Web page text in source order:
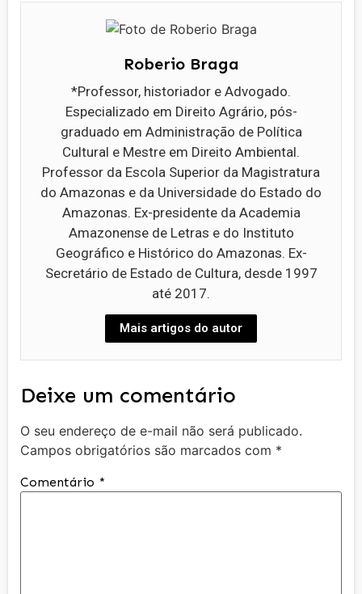
Roberio Braga
*Professor, historiador e Advogado.
Especializado em Direito Agrário, pós-
graduado em Administração de Política
Cultural e Mestre em Direito Ambiental.
Professor da Escola Superior da Magistratura
do Amazonas e da Universidade do Estado do
Amazonas. Ex-presidente da Academia
Amazonense de Letras e do Instituto
Geográfico e Histórico do Amazonas. Ex-
Secretário de Estado de Cultura, desde 1997
até 2017.
Mais artigos do autor
Deixe um comentário
O seu endereço de e-mail não será publicado.
Campos obrigatórios são marcados com *
Comentário *